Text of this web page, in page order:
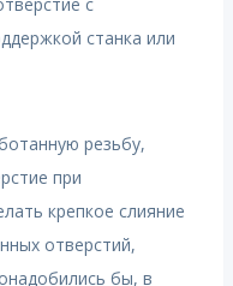
станка или
резьбу,
при
крепкое слияние
отверстий,
бы, в